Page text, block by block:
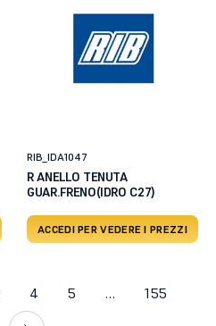
RIB_IDA1047
R ANELLO TENUTA
GUAR.FRENO(IDRO C27)
ACCEDI PER VEDERE I PREZZI
4 5 … 155